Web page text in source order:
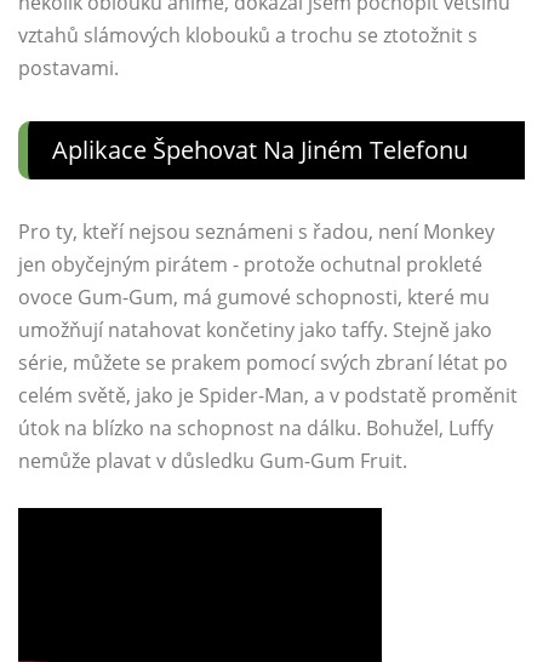
vztahů slámových klobouků a trochu se ztotožnit s
postavami.
Aplikace Špehovat Na Jiném Telefonu
Pro ty, kteří nejsou seznámeni s řadou, není Monkey
jen obyčejným pirátem - protože ochutnal prokleté
ovoce Gum-Gum, má gumové schopnosti, které mu
umožňují natahovat končetiny jako taffy. Stejně jako
série, můžete se prakem pomocí svých zbraní létat po
celém světě, jako je Spider-Man, a v podstatě proměnit
útok na blízko na schopnost na dálku. Bohužel, Luffy
nemůže plavat v důsledku Gum-Gum Fruit.